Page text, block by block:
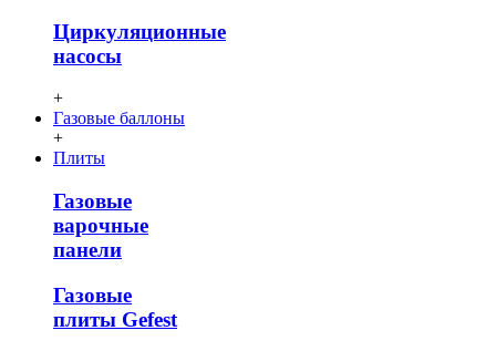
Циркуляционные
насосы
+
Газовые баллоны
+
Плиты
Газовые
варочные
панели
Газовые
плиты Gefest